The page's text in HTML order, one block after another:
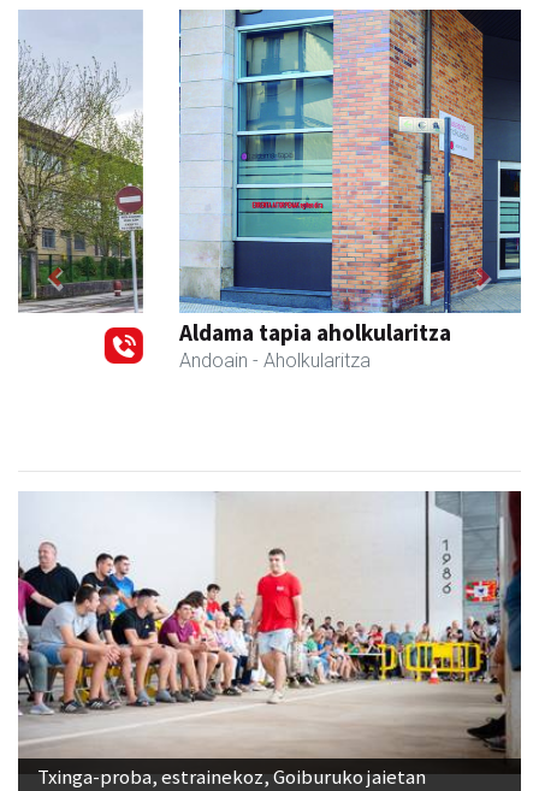
Aldama tapia aholkularitza
- Aholkularitza
Previous Next
Txinga-proba, estrainekoz, Goiburuko jaietan